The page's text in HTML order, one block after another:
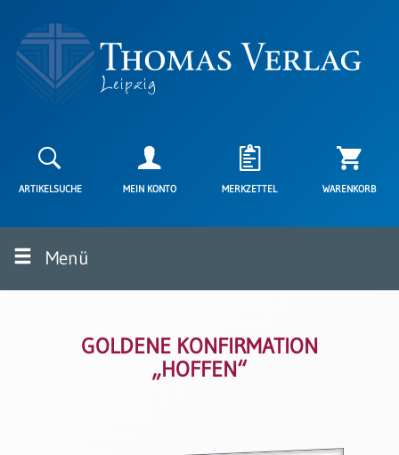
ARTIKELSUCHE MEIN KONTO MERKZETTEL WARENKORB
Menü
Neuerscheinungen
Kartenarten
Neuerscheinungen
Leipziger
EwigkeitssonntagGOLDENE KONFIRMATION
„HOFFEN“